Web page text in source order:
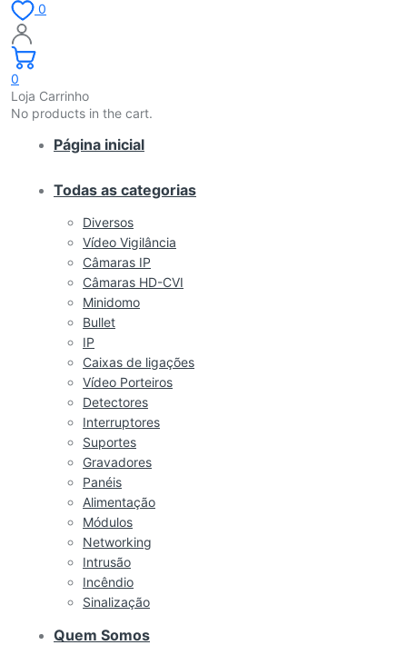
0
0
Loja Carrinho
No products in the cart.
Página inicial
Todas as categorias
Diversos
Vídeo Vigilância
Câmaras IP
Câmaras HD-CVI
Minidomo
Bullet
IP
Caixas de ligações
Vídeo Porteiros
Detectores
Interruptores
Suportes
Gravadores
Panéis
Alimentação
Módulos
Networking
Intrusão
Incêndio
Sinalização
Quem Somos